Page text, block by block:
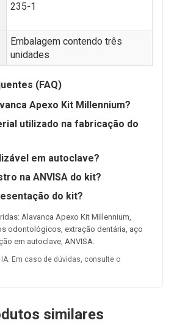
235-1
Embalagem contendo três
unidades
(FAQ)
Apexo Kit Millennium?
utilizado na fabricação do
em autoclave?
na ANVISA do kit?
do kit?
Alavanca Apexo Kit Millennium,
odontológicos, extração dentária, aço
em autoclave, ANVISA.
Em caso de dúvidas, consulte o
similares